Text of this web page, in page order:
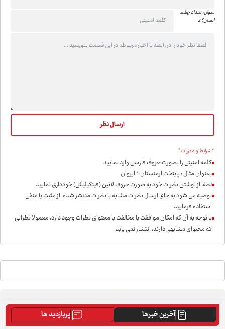
سوال: تعداد چشم
انسان؟ 2
*شرایط و مقررات*
کلمه امنیتی را بصورت حروف فارسی وارد نمایید
بعنوان مثال : پایتخت ارمنستان ؟ ایروان
لطفا از نوشتن نظرات خود به صورت حروف لاتین (فینگیلیش) خودداری نمايید.
توصیه می شود به جای ارسال نظرات مشابه با نظرات منتشر شده، از مثبت یا منفی
استفاده فرمایید.
با توجه به آن که امکان موافقت یا مخالفت با محتوای نظرات وجود دارد، معمولا نظراتی
که محتوای مشابهی دارند، انتشار نمی یابد.
آخرین خبرها
پربازدید ها